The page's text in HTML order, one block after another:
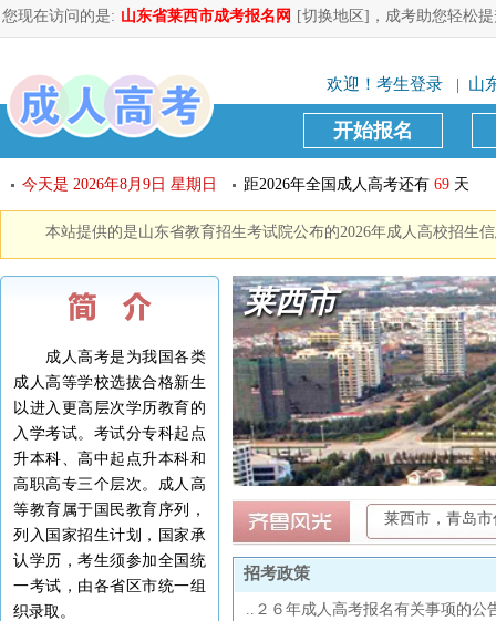
您现在访问的是: 山东省莱西市成考报名网 [切换地区] ，成考助您轻松
欢迎！ 考生登录 | 山
开始报名
今天是 2026年8月9日 星期日 距2026年全国成人高考还有 69 天
本站提供的是山东省教育招生考试院公布的2026年成人高校招生
莱西市
莱西市，青岛
招考政策
..２６年成人高考报名有关事项的公
成人高考是为我国各类
成人高等学校选拔合格新生
以进入更高层次学历教育的
入学考试。考试分专科起点
升本科、高中起点升本科和
高职高专三个层次。成人高
等教育属于国民教育序列，
列入国家招生计划，国家承
认学历，考生须参加全国统
一考试，由各省区市统一组
织录取。